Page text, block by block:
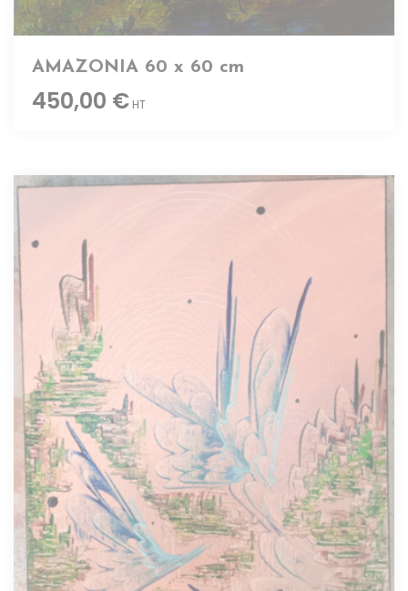
AMAZONIA 60 x 60 cm
450,00 € HT